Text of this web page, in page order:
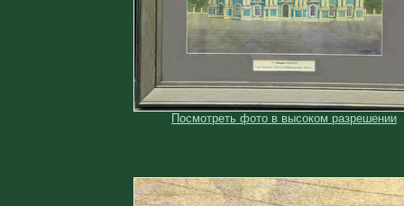
Посмотреть фото в высоком разрешении